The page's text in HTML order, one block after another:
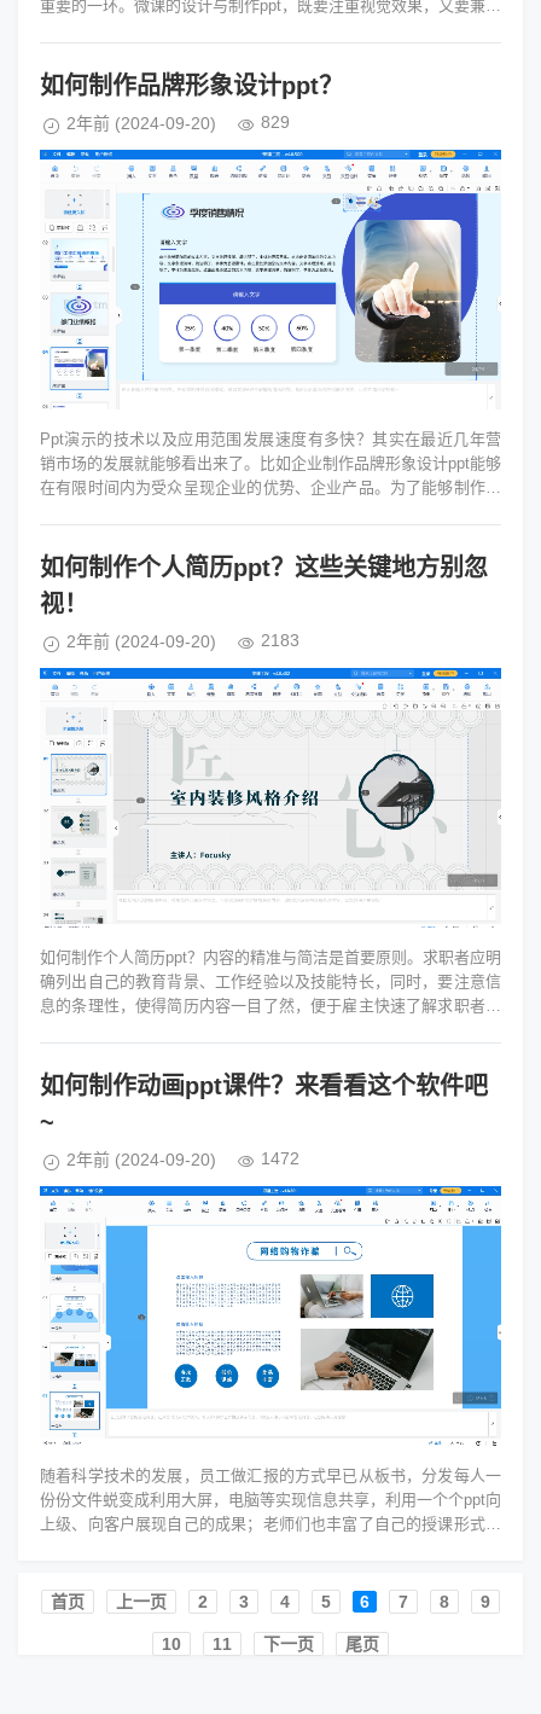
重要的一环。微课的设计与制作ppt，既要注重视觉效果，又要兼顾
如何制作品牌形象设计ppt？
2年前 (2024-09-20) 829
Ppt演示的技术以及应用范围发展速度有多快？其实在最近几年营
销市场的发展就能够看出来了。比如企业制作品牌形象设计ppt能够
在有限时间内为受众呈现企业的优势、企业产品。为了能够制作出
如何制作个人简历ppt？这些关键地方别忽
视！
2年前 (2024-09-20) 2183
如何制作个人简历ppt？内容的精准与简洁是首要原则。求职者应明
确列出自己的教育背景、工作经验以及技能特长，同时，要注意信
息的条理性，使得简历内容一目了然，便于雇主快速了解求职者的
如何制作动画ppt课件？来看看这个软件吧
~
2年前 (2024-09-20) 1472
随着科学技术的发展，员工做汇报的方式早已从板书，分发每人一
份份文件蜕变成利用大屏，电脑等实现信息共享，利用一个个ppt向
上级、向客户展现自己的成果；老师们也丰富了自己的授课形式学
首页️ 上一页 2 3 4 5 6 7 8 9
10 11 下一页 尾页